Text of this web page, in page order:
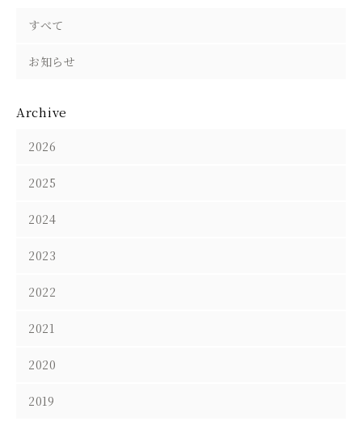
すべて
お知らせ
Archive
2026
2025
2024
2023
2022
2021
2020
2019